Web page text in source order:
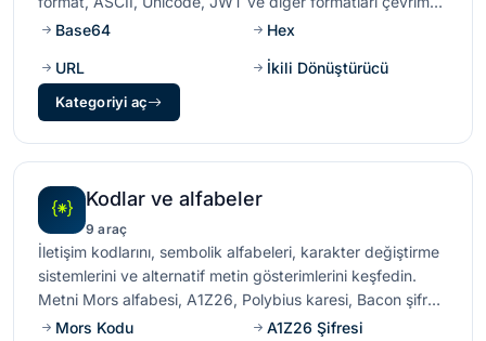
içi kullanın.
Base64 Hex
URL İkili Dönüştürücü
Kategoriyi aç
Kodlar ve alfabeler
9 araç
İletişim kodlarını, sembolik alfabeleri, karakter değiştirme
sistemlerini ve alternatif metin gösterimlerini keşfedin.
Metni Mors alfabesi, A1Z26, Polybius karesi, Bacon şifresi
ve iletişim, eğitim, bulmacalar ve gizli mesajlar için
Mors Kodu A1Z26 Şifresi